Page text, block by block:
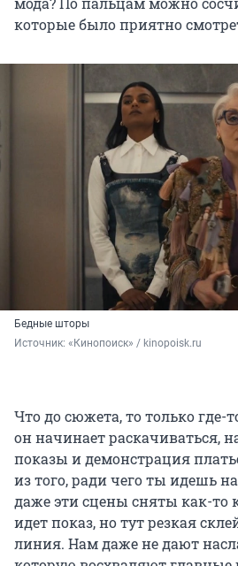
которые было приятно
Бедные шторы
Источник: «Кинопоиск» / kinopoisk.ru
Что до сюжета, то только где-
он начинает раскачиваться,
показы и демонстрация
из того, ради чего ты идешь
даже эти сцены сняты как-то
идет показ, но тут резкая
линия. Нам даже не дают